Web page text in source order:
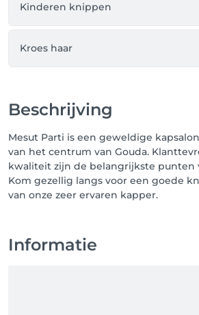
Kinderen knippen
Kroes haar
Beschrijving
Mesut Parti is een geweldige
van het centrum van Gouda.
kwaliteit zijn de belangrijkste punten
Kom gezellig langs voor een goede
van onze zeer ervaren kapper.
Informatie